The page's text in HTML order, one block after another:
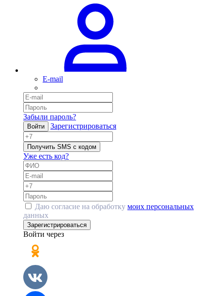
E-mail
Забыли пароль?
Войти Зарегистрироваться
Получить SMS с кодом
Уже есть код?
Даю согласие на обработку моих персональных
данных
Зарегистрироваться
Войти через